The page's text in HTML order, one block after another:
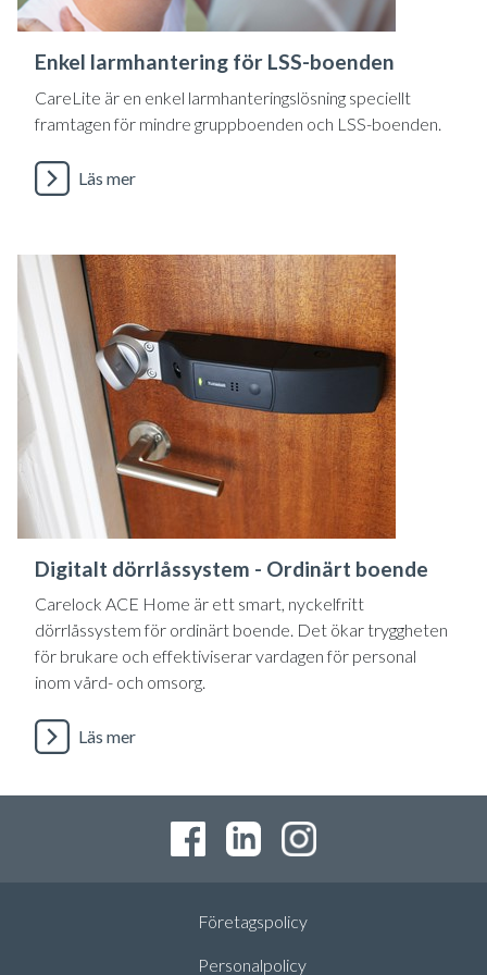
Enkel larmhantering för LSS-boenden
CareLite är en enkel larmhanteringslösning speciellt
framtagen för mindre gruppboenden och LSS-boenden.
Läs mer
Digitalt dörrlåssystem - Ordinärt boende
Carelock ACE Home är ett smart, nyckelfritt
dörrlåssystem för ordinärt boende. Det ökar tryggheten
för brukare och effektiviserar vardagen för personal
inom vård- och omsorg.
Läs mer
Företagspolicy
Personalpolicy